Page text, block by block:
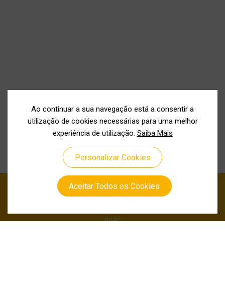
Política de Privacidade
RGPC
Ao continuar a sua navegação está a consentir a
utilização de cookies necessárias para uma melhor
experiência de utilização. Saiba Mais
Personalizar Cookies
Aceitar Todos os Cookies